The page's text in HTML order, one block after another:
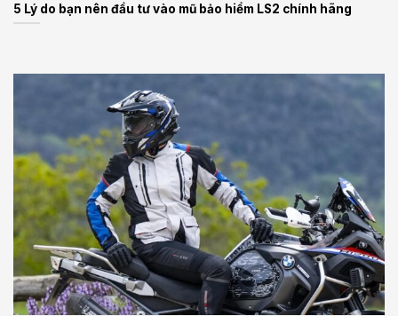
5 Lý do bạn nên đầu tư vào mũ bảo hiểm LS2 chính hãng